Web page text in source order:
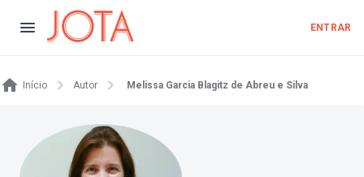
ENTRAR
Início Autor Melissa Garcia Blagitz de Abreu e Silva